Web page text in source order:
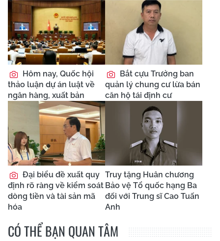
Hôm nay, Quốc hội
thảo luận dự án luật về
ngân hàng, xuất bản
Bắt cựu Trưởng ban
quản lý chung cư lừa bán
căn hộ tái định cư
Đại biểu đề xuất quy
định rõ ràng về kiểm soát
dòng tiền và tài sản mã
hóa
Truy tặng Huân chương
Bảo vệ Tổ quốc hạng Ba
đối với Trung sĩ Cao Tuấn
Anh
CÓ THỂ BẠN QUAN TÂM